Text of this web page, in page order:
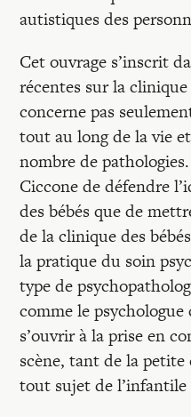
autistiques des
Cet ouvrage s’inscrit
récentes sur la
concerne pas
tout au long de la vie
nombre de
Ciccone de défendre
des bébés que de
de la clinique des
la pratique du soin
type de
comme le
s’ouvrir à la prise en
scène, tant de la petite
tout sujet de l’infantile